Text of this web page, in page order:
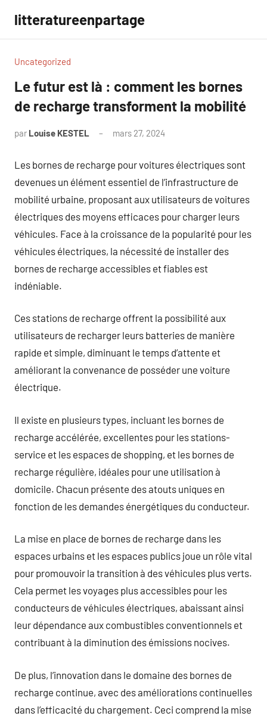
contenu
litteratureenpartage
Uncategorized
Le futur est là : comment les bornes
de recharge transforment la mobilité
par Louise KESTEL mars 27, 2024
Les bornes de recharge pour voitures électriques sont
devenues un élément essentiel de l’infrastructure de
mobilité urbaine, proposant aux utilisateurs de voitures
électriques des moyens efficaces pour charger leurs
véhicules. Face à la croissance de la popularité pour les
véhicules électriques, la nécessité de installer des
bornes de recharge accessibles et fiables est
indéniable.
Ces stations de recharge offrent la possibilité aux
utilisateurs de recharger leurs batteries de manière
rapide et simple, diminuant le temps d’attente et
améliorant la convenance de posséder une voiture
électrique.
Il existe en plusieurs types, incluant les bornes de
recharge accélérée, excellentes pour les stations-
service et les espaces de shopping, et les bornes de
recharge régulière, idéales pour une utilisation à
domicile. Chacun présente des atouts uniques en
fonction de les demandes énergétiques du conducteur.
La mise en place de bornes de recharge dans les
espaces urbains et les espaces publics joue un rôle vital
pour promouvoir la transition à des véhicules plus verts.
Cela permet les voyages plus accessibles pour les
conducteurs de véhicules électriques, abaissant ainsi
leur dépendance aux combustibles conventionnels et
contribuant à la diminution des émissions nocives.
De plus, l’innovation dans le domaine des bornes de
recharge continue, avec des améliorations continuelles
dans l’efficacité du chargement. Ceci comprend la mise